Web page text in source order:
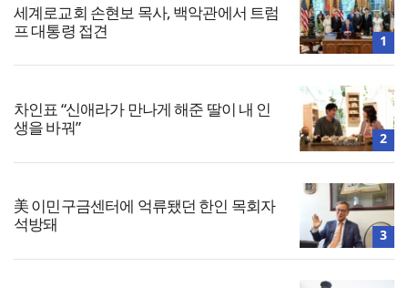
세계로교회 손현보 목사, 백악관에서 트럼
프 대통령 접견
1
차인표 “신애라가 만나게 해준 딸이 내 인
생을 바꿔”
2
美 이민구금센터에 억류됐던 한인 목회자
석방돼
3